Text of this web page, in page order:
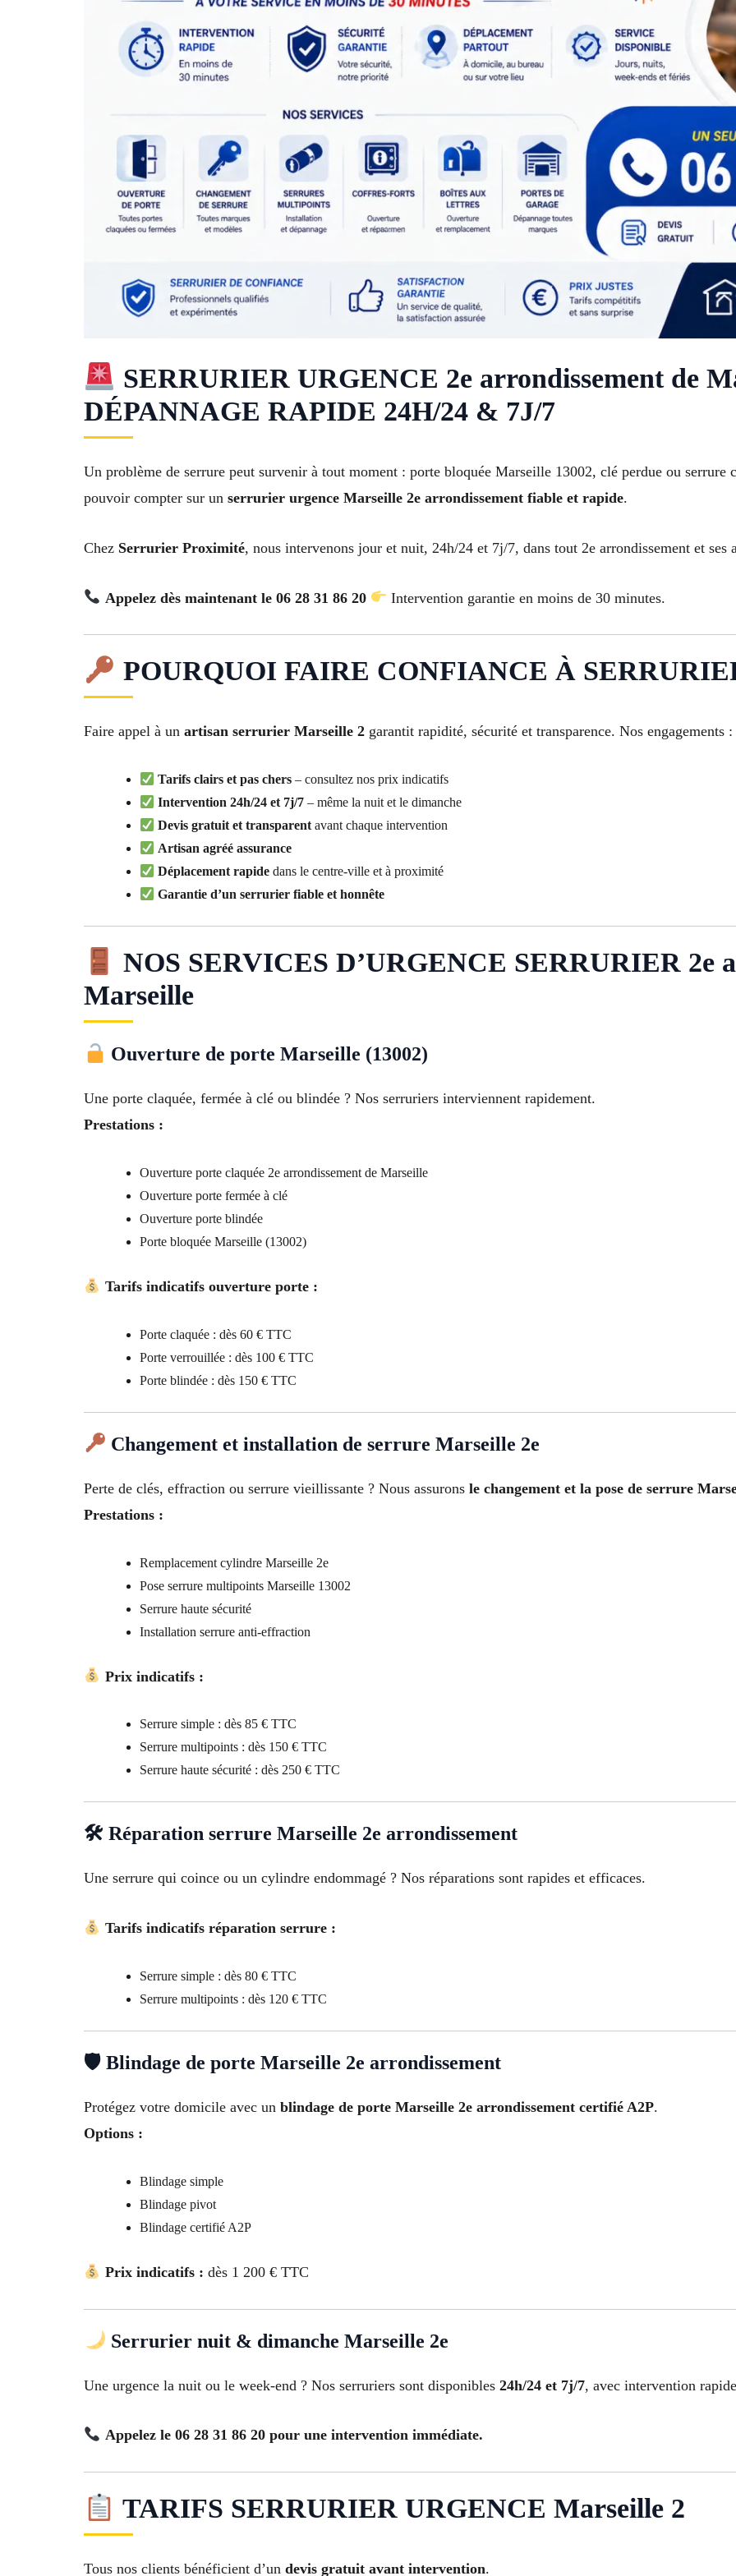
SERRURIER URGENCE 2e arrondissement de
DÉPANNAGE RAPIDE 24H/24 & 7J/7
Un problème de serrure peut survenir à tout moment : porte bloquée Marseille 13002, clé perdue ou serrure
pouvoir compter sur un serrurier urgence Marseille 2e arrondissement fiable et rapide.
Chez Serrurier Proximité, nous intervenons jour et nuit, 24h/24 et 7j/7, dans tout 2e arrondissement et ses
Appelez dès maintenant le 06 28 31 86 20 Intervention garantie en moins de 30 minutes.
POURQUOI FAIRE CONFIANCE À
Faire appel à un artisan serrurier Marseille 2 garantit rapidité, sécurité et transparence. Nos engagements :
Tarifs clairs et pas chers – consultez nos prix indicatifs
Intervention 24h/24 et 7j/7 – même la nuit et le dimanche
Devis gratuit et transparent avant chaque intervention
Artisan agréé assurance
Déplacement rapide dans le centre-ville et à proximité
Garantie d’un serrurier fiable et honnête
NOS SERVICES D’URGENCE SERRURIER 2e
Marseille
Ouverture de porte Marseille (13002)
Une porte claquée, fermée à clé ou blindée ? Nos serruriers interviennent rapidement.
Prestations :
Ouverture porte claquée 2e arrondissement de Marseille
Ouverture porte fermée à clé
Ouverture porte blindée
Porte bloquée Marseille (13002)
Tarifs indicatifs ouverture porte :
Porte claquée : dès 60 € TTC
Porte verrouillée : dès 100 € TTC
Porte blindée : dès 150 € TTC
Changement et installation de serrure Marseille 2e
Perte de clés, effraction ou serrure vieillissante ? Nous assurons le changement et la pose de serrure
Prestations :
Remplacement cylindre Marseille 2e
Pose serrure multipoints Marseille 13002
Serrure haute sécurité
Installation serrure anti-effraction
Prix indicatifs :
Serrure simple : dès 85 € TTC
Serrure multipoints : dès 150 € TTC
Serrure haute sécurité : dès 250 € TTC
🛠 Réparation serrure Marseille 2e arrondissement
Une serrure qui coince ou un cylindre endommagé ? Nos réparations sont rapides et efficaces.
Tarifs indicatifs réparation serrure :
Serrure simple : dès 80 € TTC
Serrure multipoints : dès 120 € TTC
🛡 Blindage de porte Marseille 2e arrondissement
Protégez votre domicile avec un blindage de porte Marseille 2e arrondissement certifié A2P.
Options :
Blindage simple
Blindage pivot
Blindage certifié A2P
Prix indicatifs : dès 1 200 € TTC
Serrurier nuit & dimanche Marseille 2e
Une urgence la nuit ou le week-end ? Nos serruriers sont disponibles 24h/24 et 7j/7, avec intervention
Appelez le 06 28 31 86 20 pour une intervention immédiate.
TARIFS SERRURIER URGENCE Marseille 2
Tous nos clients bénéficient d’un devis gratuit avant intervention.